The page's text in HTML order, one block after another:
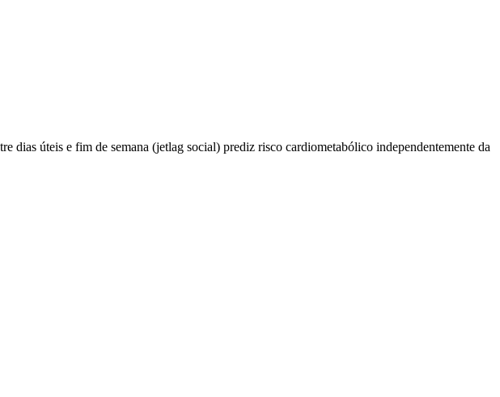
dias úteis e fim de semana (jetlag social) prediz risco cardiometabólico independentemente da